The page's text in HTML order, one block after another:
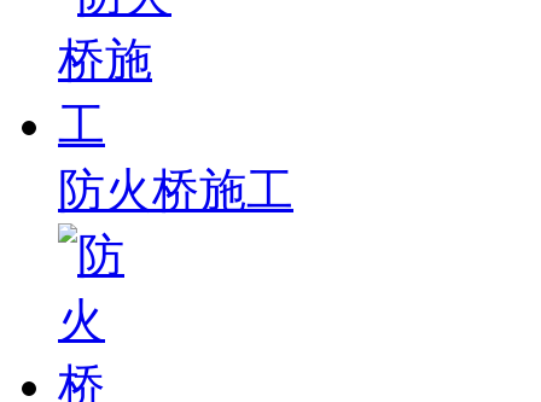
防火桥施工